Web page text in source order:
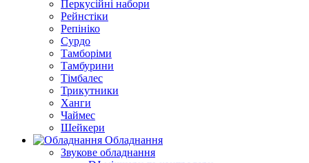
Перкусійні набори
Рейнстіки
Репініко
Сурдо
Тамборіми
Тамбурини
Тімбалес
Трикутники
Ханги
Чаймес
Шейкери
Обладнання
Звукове обладнання